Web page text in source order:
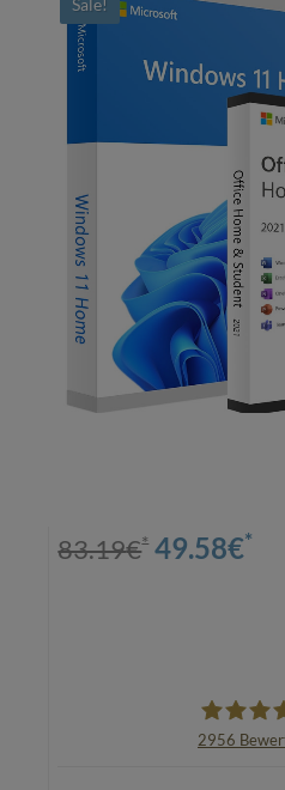
Sale!
83.19€* 49.58€*
2956